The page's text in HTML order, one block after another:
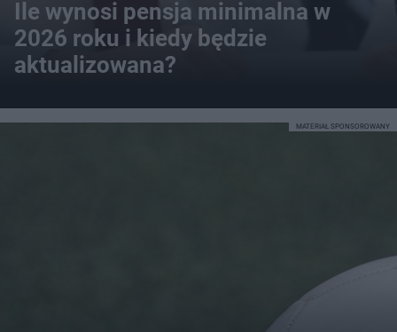
Ile wynosi pensja minimalna w
2026 roku i kiedy będzie
aktualizowana?
MATERIAŁ SPONSOROWANY